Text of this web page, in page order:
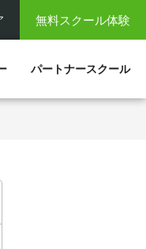
無料スクール体験
パートナースクール